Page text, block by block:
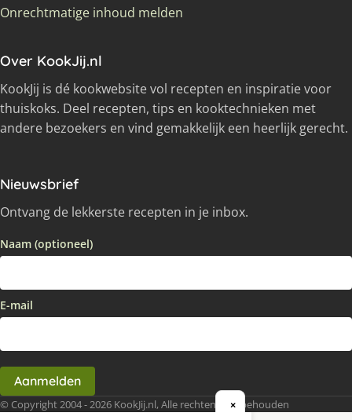
Onrechtmatige inhoud melden
Over KookJij.nl
KookJij is dé kookwebsite vol recepten en inspiratie voor
thuiskoks. Deel recepten, tips en kooktechnieken met
andere bezoekers en vind gemakkelijk een heerlijk gerecht.
Nieuwsbrief
Ontvang de lekkerste recepten in je inbox.
Naam (optioneel)
E-mail
Aanmelden
© Copyright 2004 - 2026 KookJij.nl, Alle rechten voorbehouden
×